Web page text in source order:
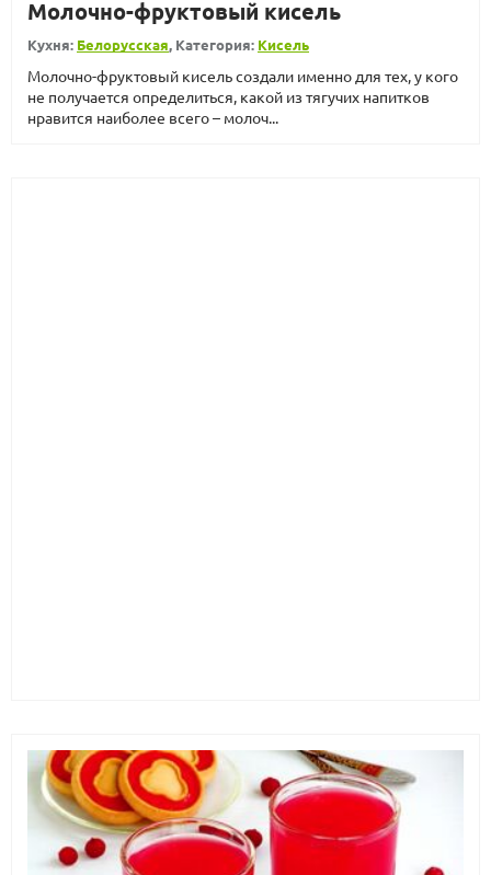
Молочно-фруктовый кисель
Кухня: Белорусская, Категория: Кисель
Молочно-фруктовый кисель создали именно для тех, у кого
не получается определиться, какой из тягучих напитков
нравится наиболее всего – молоч...